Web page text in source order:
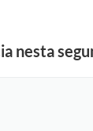
nesta